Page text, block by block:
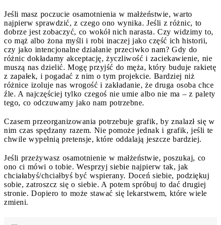
Jeśli masz poczucie osamotnienia w małżeństwie, warto
najpierw sprawdzić, z czego ono wynika. Jeśli z różnic, to
dobrze jest zobaczyć, co wokół nich narasta. Czy widzimy to,
co mąż albo żona myśli i robi inaczej jako część ich historii,
czy jako intencjonalne działanie przeciwko nam? Gdy do
różnic dokładamy akceptację, życzliwość i zaciekawienie, nie
muszą nas dzielić. Mogę przyjść do męża, który buduje rakietę
z zapałek, i pogadać z nim o tym projekcie. Bardziej niż
różnice izoluje nas wrogość i zakładanie, że druga osoba chce
źle. A najczęściej tylko czegoś nie umie albo nie ma – z palety
tego, co odczuwamy jako nam potrzebne.
Czasem przeorganizowania potrzebuje grafik, by znalazł się w
nim czas spędzany razem. Nie pomoże jednak i grafik, jeśli te
chwile wypełnią pretensje, które oddalają jeszcze bardziej.
Jeśli przeżywasz osamotnienie w małżeństwie, poszukaj, co
ono ci mówi o tobie. Wesprzyj siebie najpierw tak, jak
chciałabyś/chciałbyś być wspierany. Doceń siebie, podziękuj
sobie, zatroszcz się o siebie. A potem spróbuj to dać drugiej
stronie. Dopiero to może stawać się lekarstwem, które wiele
zmieni.